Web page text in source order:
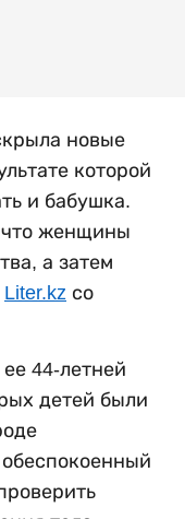
новые
которой
и бабушка.
что женщины
а затем
Liter.kz со
44-летней
детей были